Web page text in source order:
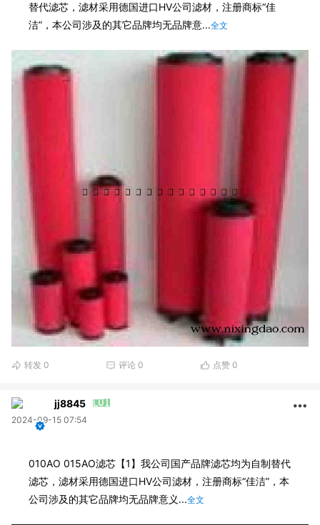
替代滤芯，滤材采用德国进口HV公司滤材，注册商标“佳
洁”，本公司涉及的其它品牌均无品牌意...全文
转发 0 评论 0 点赞 0
jj8845
2024-09-15 07:54
010AO 015AO滤芯【1】我公司国产品牌滤芯均为自制替代
滤芯，滤材采用德国进口HV公司滤材，注册商标“佳洁”，本
公司涉及的其它品牌均无品牌意义...全文